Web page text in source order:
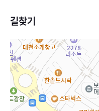
길찾기